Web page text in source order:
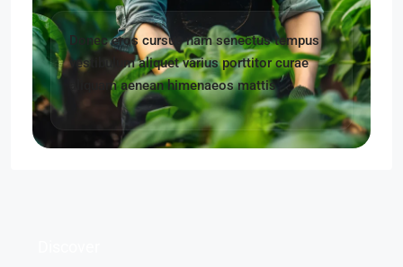
Donec eros cursus nam senectus tempus
vestibulum aliquet varius porttitor curae
aliquam aenean himenaeos mattis